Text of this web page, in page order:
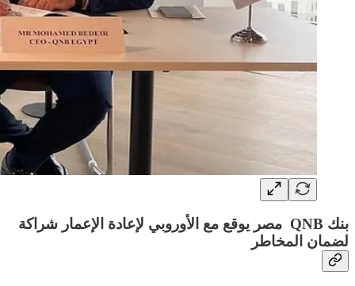
بنك QNB مصر يوقع مع الأوروبي لإعادة الإعمار شراكة
لضمان المخاطر